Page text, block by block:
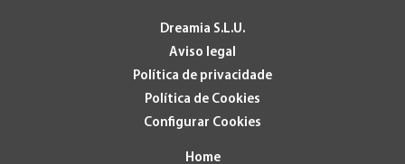
Dreamia S.L.U.
Aviso legal
Política de privacidade
Política de Cookies
Configurar Cookies
Home